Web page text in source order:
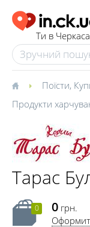
Ти в
Поїсти,
Продукти
Тарас
0 0 грн.